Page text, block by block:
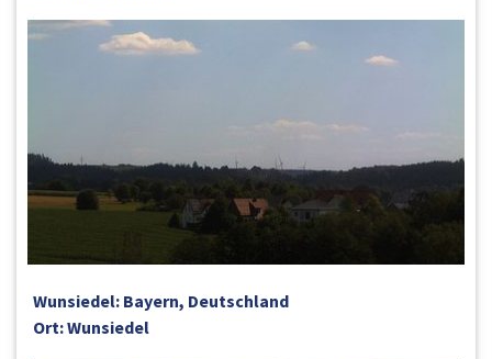
Wunsiedel: Bayern, Deutschland
Ort: Wunsiedel